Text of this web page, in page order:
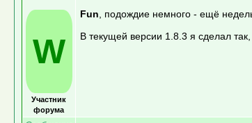
W
Участник
форума
Fun , подождие немного - ещё
В текущей версии 1.8.3 я сделал